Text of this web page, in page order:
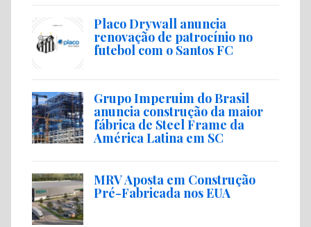
Placo Drywall anuncia
renovação de patrocínio no
futebol com o Santos FC
Grupo Imperuim do Brasil
anuncia construção da maior
fábrica de Steel Frame da
América Latina em SC
MRV Aposta em Construção
Pré-Fabricada nos EUA